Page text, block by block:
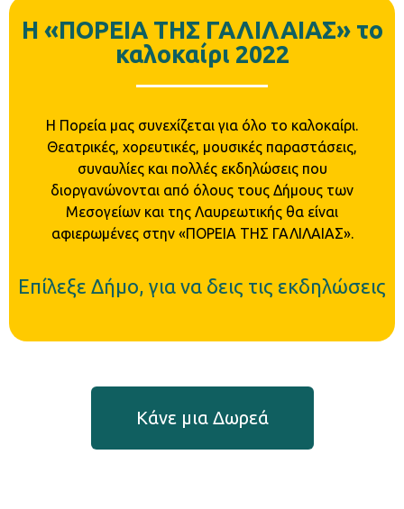
Η «ΠΟΡΕΙΑ ΤΗΣ ΓΑΛΙΛΑΙΑΣ» το
καλοκαίρι 2022
Η Πορεία μας συνεχίζεται για όλο το καλοκαίρι.
Θεατρικές, χορευτικές, μουσικές παραστάσεις,
συναυλίες και πολλές εκδηλώσεις που
διοργανώνονται από όλους τους Δήμους των
Μεσογείων και της Λαυρεωτικής θα είναι
αφιερωμένες στην «ΠΟΡΕΙΑ ΤΗΣ ΓΑΛΙΛΑΙΑΣ».
Επίλεξε Δήμο, για να δεις τις εκδηλώσεις
Kάνε μια Δωρεά